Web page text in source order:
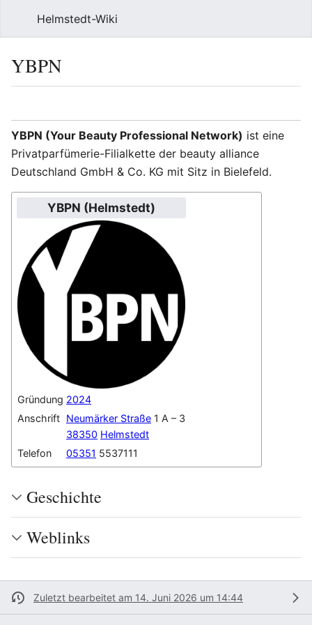
Helmstedt-Wiki
YBPN
YBPN (Your Beauty Professional Network) ist eine
Privatparfümerie-Filialkette der beauty alliance
Deutschland GmbH & Co. KG mit Sitz in Bielefeld.
YBPN (Helmstedt)
Gründung 2024
Anschrift Neumärker Straße 1 A – 3
38350 Helmstedt
Telefon
05351 5537111
Geschichte
Weblinks
Zuletzt bearbeitet am 14. Juni 2026 um 14:44